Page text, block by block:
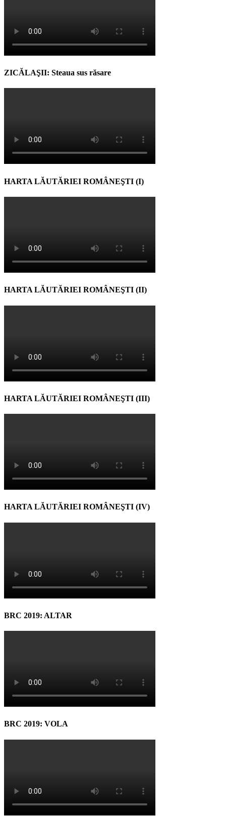
ZICĂLAŞII: Steaua sus răsare
HARTA LĂUTĂRIEI ROMÂNEŞTI (I)
HARTA LĂUTĂRIEI ROMÂNEŞTI (II)
HARTA LĂUTĂRIEI ROMÂNEŞTI (III)
HARTA LĂUTĂRIEI ROMÂNEŞTI (IV)
BRC 2019: ALTAR
BRC 2019: VOLA